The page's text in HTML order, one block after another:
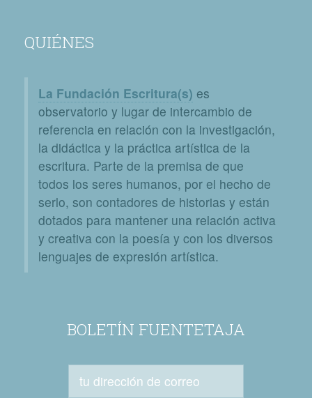
QUIÉNES
La Fundación Escritura(s) es
observatorio y lugar de intercambio de
referencia en relación con la investigación,
la didáctica y la práctica artística de la
escritura. Parte de la premisa de que
todos los seres humanos, por el hecho de
serlo, son contadores de historias y están
dotados para mantener una relación activa
y creativa con la poesía y con los diversos
lenguajes de expresión artística.
BOLETÍN FUENTETAJA